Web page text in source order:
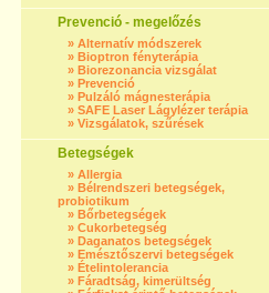
Prevenció - megelőzés
» Alternatív módszerek
» Bioptron fényterápia
» Biorezonancia vizsgálat
» Prevenció
» Pulzáló mágnesterápia
» SAFE Laser Lágylézer terápia
» Vizsgálatok, szűrések
Betegségek
» Allergia
» Bélrendszeri betegségek,
probiotikum
» Bőrbetegségek
» Cukorbetegség
» Daganatos betegségek
» Emésztőszervi betegségek
» Ételintolerancia
» Fáradtság, kimerültség